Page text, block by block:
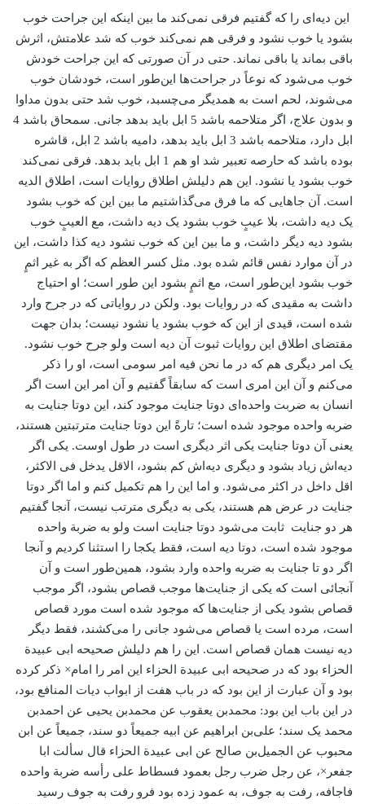
این دیه‌ای را که گفتیم فرقی نمی‌کند ما بین اینکه این جراحت خوب
بشود یا خوب نشود و فرقی هم نمی‌کند خوب که شد علامتش، اثرش
باقی بماند یا باقی نماند. حتی در آن صورتی که این جراحت خودش
خوب می‌شود که نوعاً در جراحت‌ها این‌طور است، خودشان خوب
می‌شوند، لحم است به همدیگر می‌چسبد، خوب شد حتی بدون مداوا
و بدون علاج، اگر متلاحمه باشد 5 ابل باید بدهد جانی. سمحاق باشد 4
ابل دارد، متلاحمه باشد 3 ابل باید بدهد، دامیه باشد 2 ابل، قاشره
بوده باشد که حارصه تعبیر شد او هم 1 ابل باید بدهد. فرقی نمی‌کند
خوب بشود یا نشود. این هم دلیلش اطلاق روایات است، اطلاق الدیه
است. آن جاهایی که ما فرق می‌گذاشتیم ما بین این که خوب بشود
یک دیه داشت، بلا عیبٍ خوب بشود یک دیه داشت، مع العیبٍ خوب
بشود دیه دیگر داشت، و ما بین این که خوب نشود دیه کذا داشت، این
در آن موارد نفس قائم شده بود. مثل کسر العظم که اگر به غیر اثمٍ
خوب بشود این‌طور است، مع اثمٍ بشود این طور است؛ او احتیاج
داشت به مقیدی که در روایات بود. ولکن در روایاتی که در جرح وارد
شده است، قیدی از این که خوب بشود یا نشود نیست؛ بدان جهت
مقتضای اطلاق این روایات ثبوت آن دیه است ولو جرح خوب نشود.
یک امر دیگری هم که در ما نحن فیه امر سومی است، او را ذکر
می‌کنم و آن این امری است که سابقاً گفتیم و آن امر این است اگر
انسان به ضربت واحده‌ای دوتا جنایت موجود کند، این دوتا جنایت به
ضربه واحده موجود شده است؛ تارةً این دوتا جنایت مترتبتین هستند،
یعنی آن دوتا جنایت یکی اثر دیگری است در طول اوست. یکی اگر
دیه‌اش زیاد بشود و دیگری دیه‌اش کم بشود، الاقل یدخل فی الاکثر،
اقل داخل در اکثر می‌شود. و اما این را هم تکمیل کنم و اما اگر دوتا
جنایت در عرض هم هستند، یکی به دیگری مترتب نیست، آنجا گفتیم
هر دو جنایت ثابت می‌شود دوتا جنایت است ولو به ضربة واحده
موجود شده است، دوتا دیه است، فقط یکجا را استثنا کردیم و آنجا
اگر دو تا جنایت به ضربه واحده وارد بشود، همین‌طور است و آن
آنجائی است که یکی از جنایت‌ها موجب قصاص بشود، اگر موجب
قصاص بشود یکی از جنایت‌ها که موجود شده است مورد قصاص
است، مرده است یا قصاص می‌شود جانی را می‌کشند، فقط دیگر
دیه نیست همان قصاص است. این را هم دلیلش صحیحه ابی عبیدة
الحزاء بود که در صحیحه ابی عبیدة الحزاء این امر را امام× ذکر کرده
بود و آن عبارت از این بود که در باب هفت از ابواب دیات المنافع بود،
در این باب این بود: محمد‌بن یعقوب عن محمد‌بن یحیی عن احمد‌بن
محمد یک سند؛ علی‌بن ابراهیم عن ابیه جمیعاً دو سند، جمیعاً عن ابن
محبوب عن الجمیل‌بن صالح عن ابی عبیدة الحزاء قال سألت ابا
جفعر×، عن رجل ضرب رجل بعمود فسطاط علی رأسه ضربة واحده
فاجافه، رفت به جوف، به عمود زده بود فرو رفت به جوف رسید